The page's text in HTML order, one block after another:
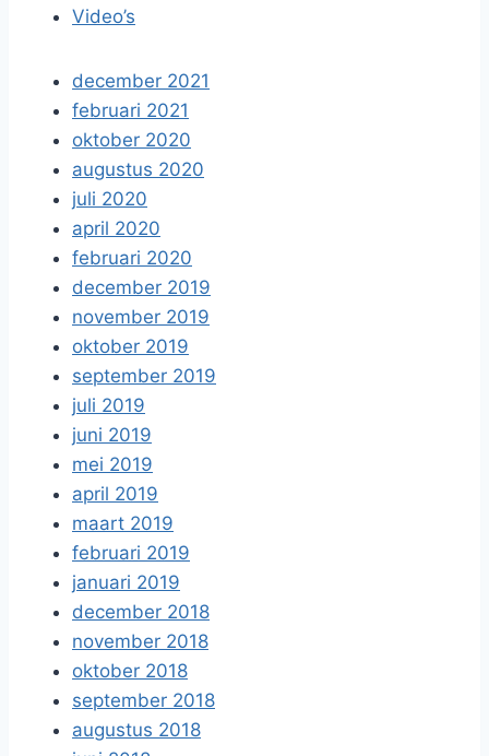
Video’s
december 2021
februari 2021
oktober 2020
augustus 2020
juli 2020
april 2020
februari 2020
december 2019
november 2019
oktober 2019
september 2019
juli 2019
juni 2019
mei 2019
april 2019
maart 2019
februari 2019
januari 2019
december 2018
november 2018
oktober 2018
september 2018
augustus 2018